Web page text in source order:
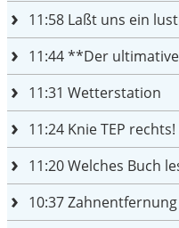
11:58 Laßt uns ein
11:44**Der
11:31 Wetterstation
11:24 Knie TEP
11:20Welches Buch
10:37